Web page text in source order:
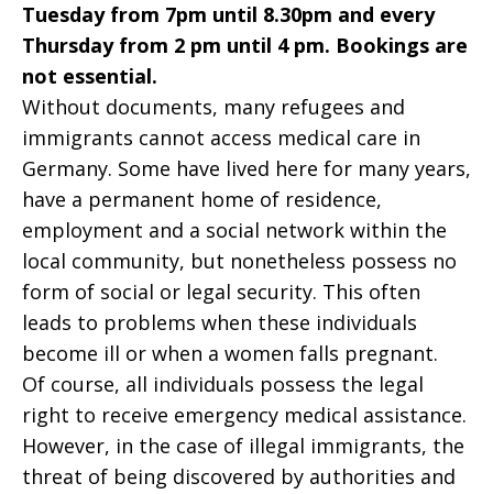
Tuesday from 7pm until 8.30pm and every
Thursday from 2 pm until 4 pm. Bookings are
not essential.
Without documents, many refugees and
immigrants cannot access medical care in
Germany. Some have lived here for many years,
have a permanent home of residence,
employment and a social network within the
local community, but nonetheless possess no
form of social or legal security. This often
leads to problems when these individuals
become ill or when a women falls pregnant.
Of course, all individuals possess the legal
right to receive emergency medical assistance.
However, in the case of illegal immigrants, the
threat of being discovered by authorities and